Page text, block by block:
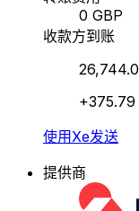
0 GBP
收款方到账
+375.79
使用Xe发送
提供商